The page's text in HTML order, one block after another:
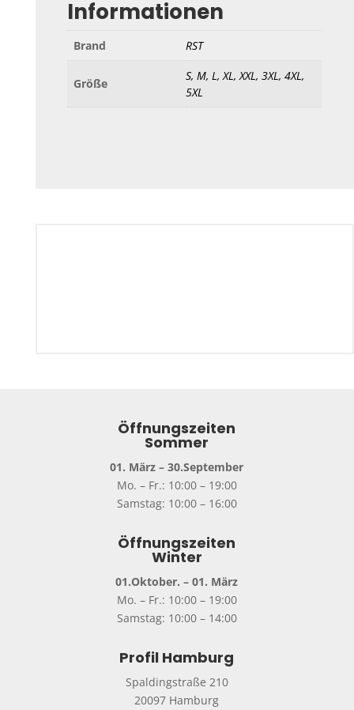
Informationen
Brand RST
Größe
S, M, L, XL, XXL, 3XL, 4XL,
5XL
Öffnungszeiten
Sommer
01. März – 30.September
Mo. – Fr.: 10:00 – 19:00
Samstag: 10:00 – 16:00
Öffnungszeiten
Winter
01.Oktober. – 01. März
Mo. – Fr.: 10:00 – 19:00
Samstag: 10:00 – 14:00
Profil Hamburg
Spaldingstraße 210
20097 Hamburg